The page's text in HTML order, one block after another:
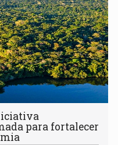
para fortalecer